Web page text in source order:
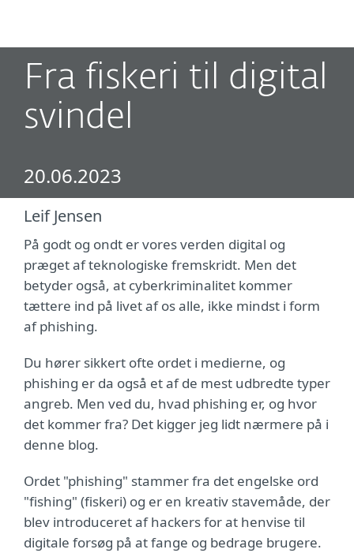
Fra fiskeri til digital
svindel
20.06.2023
Leif Jensen
På godt og ondt er vores verden digital og
præget af teknologiske fremskridt. Men det
betyder også, at cyberkriminalitet kommer
tættere ind på livet af os alle, ikke mindst i form
af phishing.
Du hører sikkert ofte ordet i medierne, og
phishing er da også et af de mest udbredte typer
angreb. Men ved du, hvad phishing er, og hvor
det kommer fra? Det kigger jeg lidt nærmere på i
denne blog.
Ordet "phishing" stammer fra det engelske ord
"fishing" (fiskeri) og er en kreativ stavemåde, der
blev introduceret af hackers for at henvise til
digitale forsøg på at fange og bedrage brugere.